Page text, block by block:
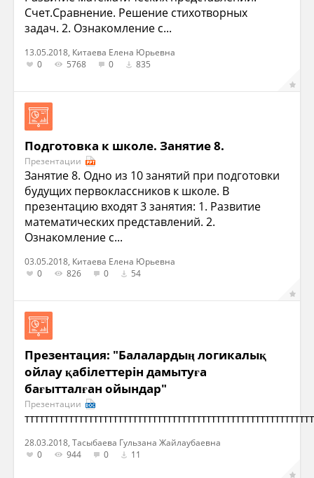
Счет.Сравнение. Решение стихотворных
задач. 2. Ознакомление с...
13.05.2018, Китаева Елена Юрьевна
0
5768 0 835
Подготовка к школе. Занятие 8.
Презентации
Занятие 8. Одно из 10 занятий при подготовки
будущих первоклассников к школе. В
презентацию входят 3 занятия: 1. Развитие
математических представлений. 2.
Ознакомление с...
03.05.2018, Китаева Елена Юрьевна
0
826 0 54
Презентация: "Балалардың логикалық
ойлау қабілеттерін дамытуға
бағытталған ойындар"
Презентации
28.03.2018, Тасыбаева Гульзана Жайлаубаевна
0
944 0 11